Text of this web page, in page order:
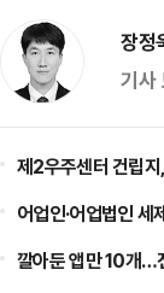
장
기사
제2우주센터 건립
어업인·어업법인
깔아둔 앱만 10개…